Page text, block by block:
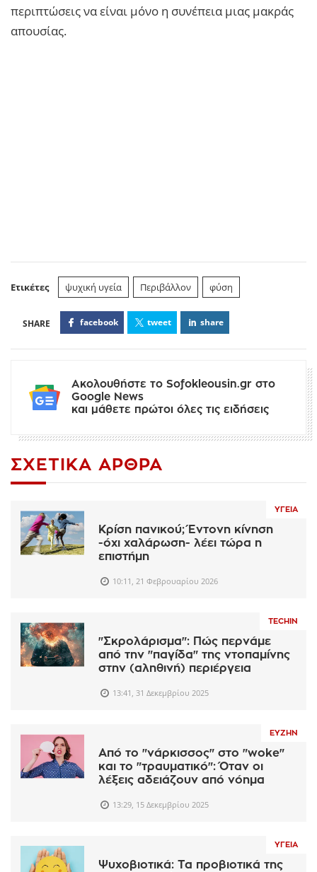
περιπτώσεις να είναι μόνο η συνέπεια μιας μακράς
απουσίας.
Ετικέτες ψυχική υγεία Περιβάλλον φύση
facebook tweet share
Ακολουθήστε το Sofokleousin.gr στο
Google News
και μάθετε πρώτοι όλες τις ειδήσεις
ΣΧΕΤΙΚΆ ΆΡΘΡΑ
ΥΓΕΊΑ
Κρίση πανικού; Έντονη κίνηση
-όχι χαλάρωση- λέει τώρα η
επιστήμη
10:11, 21 Φεβρουαρίου 2026
TECHIN
"Σκρολάρισμα": Πώς περνάμε
από την "παγίδα" της ντοπαμίνης
στην (αληθινή) περιέργεια
13:41, 31 Δεκεμβρίου 2025
ΕΥΖΗΝ
Από το "νάρκισσος" στο "woke"
και το "τραυματικό": Όταν οι
λέξεις αδειάζουν από νόημα
13:29, 15 Δεκεμβρίου 2025
ΥΓΕΊΑ
Ψυχοβιοτικά: Τα προβιοτικά της